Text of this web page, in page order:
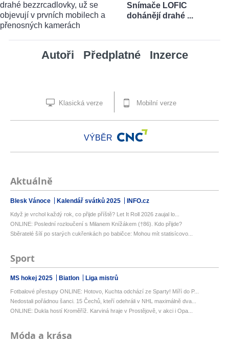
Snímače LOFIC
dohánějí drahé ...
Autoři Předplatné Inzerce
Klasická verze Mobilní verze
VÝBĚR
Aktuálně
Blesk Vánoce Kalendář svátků 2025 INFO.cz
Když je vrchol každý rok, co přijde příště? Let It Roll 2026 zaujal lo...
ONLINE: Poslední rozloučení s Milanem Knížákem (†86). Kdo přijde?
Sběratelé šílí po starých cukřenkách po babičce: Mohou mít statisícovo...
Sport
MS hokej 2025 Biatlon Liga mistrů
Fotbalové přestupy ONLINE: Hotovo, Kuchta odchází ze Sparty! Míří do P...
Nedostali pořádnou šanci. 15 Čechů, kteří odehráli v NHL maximálně dva...
ONLINE: Dukla hostí Kroměříž. Karviná hraje v Prostějově, v akci i Opa...
Móda a krása